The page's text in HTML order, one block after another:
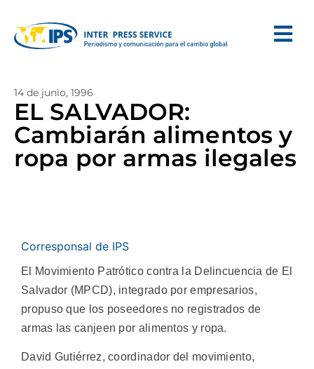
14 de junio, 1996
EL SALVADOR:
Cambiarán alimentos y
ropa por armas ilegales
Corresponsal de IPS
El Movimiento Patrótico contra la Delincuencia de El
Salvador (MPCD), integrado por empresarios,
propuso que los poseedores no registrados de
armas las canjeen por alimentos y ropa.
David Gutiérrez, coordinador del movimiento,